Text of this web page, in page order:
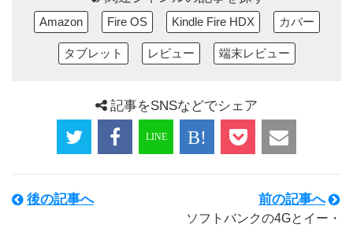
Amazon Fire OS Kindle Fire HDX カバー
タブレット レビュー 端末レビュー
記事をSNSなどでシェア
後の記事へ 前の記事へ
ソフトバンクの4Gとイー・